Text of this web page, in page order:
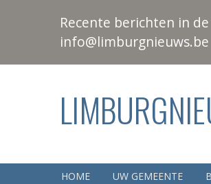
Recente berichten in
info@limburgnieuws.be
HOME UW GEMEENTE